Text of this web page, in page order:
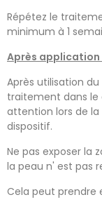
Répétez le
minimum à 1
Après application
Après utilisation
traitement dans le
attention lors de
dispositif.
Ne pas exposer la
la peau n' est pas
Cela peut prendre